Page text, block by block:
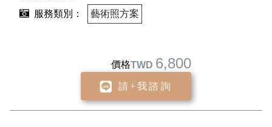
服務類別：
藝術照方案
價格TWD 6,800
請+我諮詢